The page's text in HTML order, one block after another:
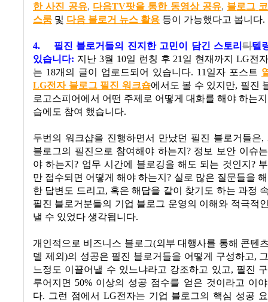
한 사진 공유, 다음TV팟을 통한 동영상 공유, 블로그
스룸 및 다음 블로거 뉴스 활용 등이 가능했다고 봅니다.
4. 필진 블로거들의 진지한 고민이 담긴 스토리티텔
있습니다: 지난 3월 10일 런칭 후 21일 현재까지 LG전
는 18개의 글이 업로드되어 있습니다. 11일자 포스트
LG전자 블로그 필진 워크숍에서도 볼 수 있지만, 필진
로고스피어에서 어떤 주제로 어떻게 대화를 해야 하는
습에도 참여 했습니다.
두번의 워크샵을 진행하면서 만났던 필진 블로거들은,
블로그의 필진으로 참여해야 하는지 ? 정보 보안 이슈
야 하는지? 업무 시간에 블로깅을 해도 되는 것인지 ?
만 접수되면 어떻게 해야 하는지? 실로 많은 질문들을
한 답변도 드리고, 혹은 해답을 같이 찾기도 하는 과정
필진 블로거분들의 기업 블로그 운영의 이해와 적극적
낼 수 있었다 생각됩니다.
개인적으로 비즈니스 블로그(외부 대행사를 통해 콘텐
델 제외 )의 성공은 필진 블로거들을 어떻게 구성하고,
느정도 이끌어낼 수 있느냐라고 강조하고 있고, 필진
루어지면 50% 이상의 성공 점수를 얻은 것이라고 이
다. 그런 점에서 LG전자는 기업 블로그의 핵심 성공